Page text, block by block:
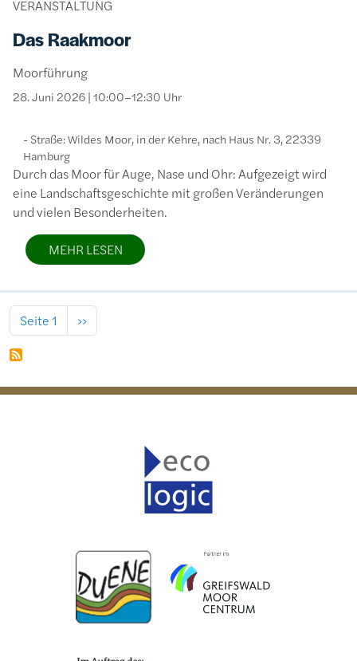
VERANSTALTUNG
Das Raakmoor
Moorführung
28. Juni 2026 | 10:00–12:30 Uhr
Straße: Wildes Moor, in der Kehre, nach Haus Nr. 3, 22339
Hamburg
Durch das Moor für Auge, Nase und Ohr: Aufgezeigt wird
eine Landschaftsgeschichte mit großen Veränderungen
und vielen Besonderheiten.
MEHR LESEN
Seitennummerierung
Seite 1 Nächste Seite
››